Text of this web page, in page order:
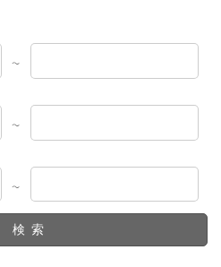
～
～
～
検索